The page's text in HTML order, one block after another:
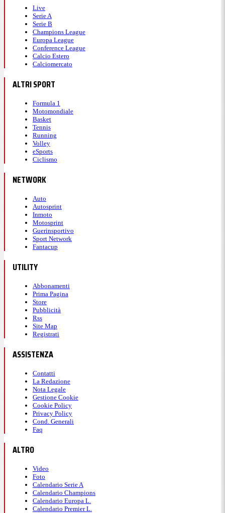
Live
Serie A
Serie B
Champions League
Europa League
Conference League
Calcio Estero
Calciomercato
ALTRI SPORT
Formula 1
Motomondiale
Basket
Tennis
Running
Volley
eSports
Ciclismo
NETWORK
Auto
Autosprint
Inmoto
Motosprint
Guerinsportivo
Sport Network
Fantacup
UTILITY
Abbonamenti
Prima Pagina
Store
Pubblicità
Rss
Site Map
Registrati
ASSISTENZA
Contatti
La Redazione
Nota Legale
Gestione Cookie
Cookie Policy
Privacy Policy
Cond. Generali
Faq
ALTRO
Video
Foto
Calendario Serie A
Calendario Champions
Calendario Europa L.
Calendario Premier L.